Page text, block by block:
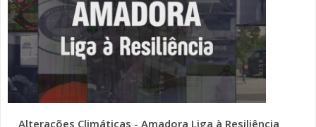
Alterações Climáticas - Amadora Liga à Resiliência